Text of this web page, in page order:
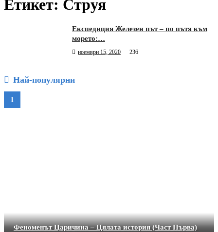
Етикет: Струя
Експедиция Железен път – по пътя към
морето:…
ноември 15, 2020 236
Най-популярни
Феноменът Царичина – Цялата история (Част Първа)